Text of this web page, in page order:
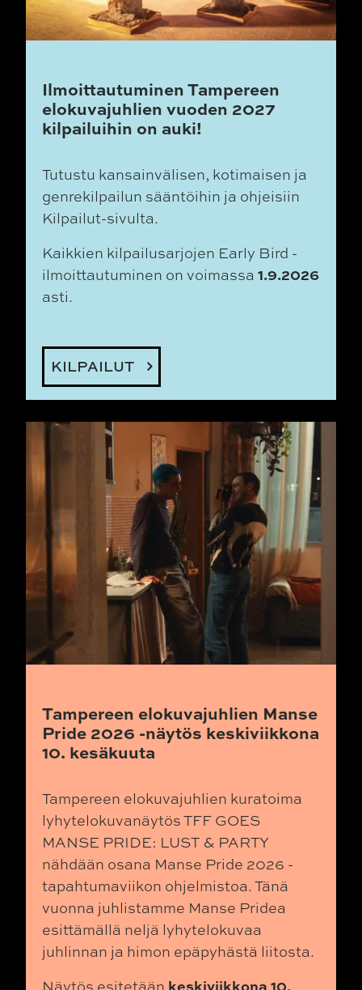
Ilmoittautuminen Tampereen
elokuvajuhlien vuoden 2027
kilpailuihin on auki!
Tutustu kansainvälisen, kotimaisen ja
genrekilpailun sääntöihin ja ohjeisiin
Kilpailut-sivulta.
Kaikkien kilpailusarjojen Early Bird -
ilmoittautuminen on voimassa 1.9.2026
asti.
KILPAILUT
Tampereen elokuvajuhlien Manse
Pride 2026 -näytös keskiviikkona
10. kesäkuuta
Tampereen elokuvajuhlien kuratoima
lyhytelokuvanäytös TFF GOES
MANSE PRIDE: LUST & PARTY
nähdään osana Manse Pride 2026 -
tapahtumaviikon ohjelmistoa. Tänä
vuonna juhlistamme Manse Pridea
esittämällä neljä lyhytelokuvaa
juhlinnan ja himon epäpyhästä liitosta.
Näytös esitetään keskiviikkona 10.